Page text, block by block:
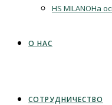
HS MILANOНа
О НАС
СОТРУДНИЧЕСТВО